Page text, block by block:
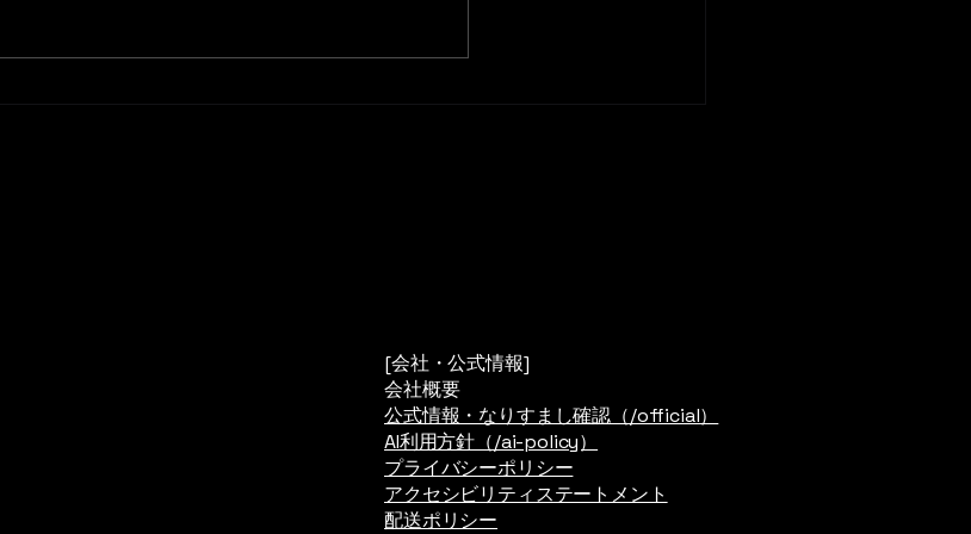
ても改善しないことはありません
気工事業社や企業のIT部門、そし
[会社・公式情報]
会社概要
公式情報・なりすまし確認（/official）
AI利用方針（/ai-policy）
プライバシーポリシー
アクセシビリティステートメント
配送ポリシー